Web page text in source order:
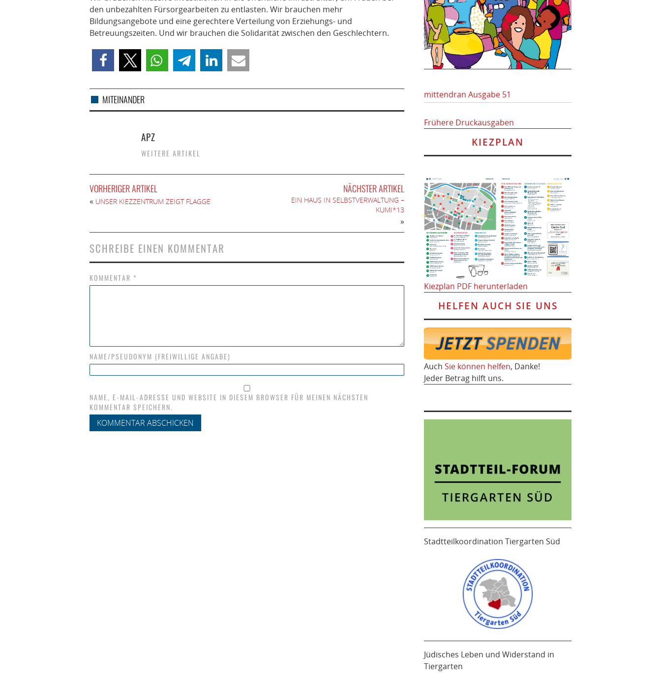
den unbezahlten Fürsorgearbeiten zu entlasten. Wir brauchen mehr
Bildungsangebote und eine gerechtere Verteilung von Erziehungs- und
Betreuungszeiten. Und wir brauchen die Solidarität zwischen den Geschlechtern.
MITEINANDER
APZ
WEITERE ARTIKEL
VORHERIGER ARTIKEL
« UNSER KIEZZENTRUM ZEIGT FLAGGE
NÄCHSTER ARTIKEL
EIN HAUS IN SELBSTVERWALTUNG –
KUMI*13
»
SCHREIBE EINEN KOMMENTAR
KOMMENTAR *
NAME/PSEUDONYM (FREIWILLIGE ANGABE)
NAME, E-MAIL-ADRESSE UND WEBSITE IN DIESEM BROWSER FÜR MEINEN NÄCHSTEN
KOMMENTAR SPEICHERN.
mittendran Ausgabe 51
Frühere Druckausgaben
KIEZPLAN
Kiezplan PDF herunterladen
HELFEN AUCH SIE UNS
Auch Sie können helfen, Danke!
Jeder Betrag hilft uns.
Stadtteilkoordination Tiergarten Süd
Jüdisches Leben und Widerstand in
Tiergarten